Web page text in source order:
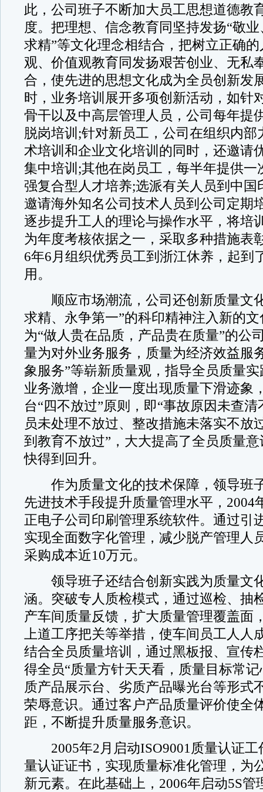
此，公司班子不断加大员工思想道德教
度。把理想、信念教育同坚持发扬“敬
求精”等文化理念相结合，把树立正确
观、价值观教育同发扬艰苦创业、无私
合，使先进的思想文化成为全员创新发
时，业务培训展开多项创新活动，如针
骨干以及中高层管理人员，公司每年提
脱岗培训;针对新员工，公司在组织内部
术培训和企业文化培训的同时，还邀请
集中培训;其他在岗员工，每半年提供一
强复合型人才培养;选派有关人员到中国
邀请海外知名公司技术人员到公司定期
逐步提升工人的理论与操作水平，将培
为年度考核依据之一，采取多种措施表
6年6月组织优秀员工到浙江休养，起到
用。
顺应市场潮流，公司还创新质量文
求精、永争第一”的科印精神注入新的
为“做人贵在品质，产品贵在质量”的公
量为对外业务服务，质量为经济效益服
象服务”等崭新质量观，指导全员质量
业务激增，企业一度出现质量下滑迹象
台“四不放过”原则，即“事故原因未查
员未处理不放过、整改措施未落实不放
到教育不放过”，大大提高了全员质量
快得到回升。
作为质量文化的技术保障，领导班
先进技术手段提升质量管理水平，2004
正电子公司印刷管理系统软件。通过引
实现全面数字化管理，减少脱产管理人
采购成本近10万元。
领导班子还结合创新实践为质量文
涵。突破专人质检模式，通过巡检、抽
产车间质量反馈，扩大质量管理覆盖面
上道工序把关等举措，使车间员工人人
结合全员质量培训，通过黑板报、宣传
得全员“质量方针天天看，质量目标常
质产品展示台、劣质产品曝光台等形式
荣辱意识。通过客户产品质量评价使全
距，不断提升质量服务意识。
2005年2月启动ISO9001质量认证工
量认证证书，实现质量标准化管理，为
新元素。在此基础上，2006年启动5S管